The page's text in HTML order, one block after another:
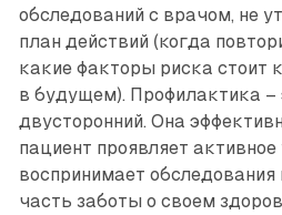
обследований с врачом, не
план действий (когда
какие факторы риска стоит
в будущем). Профилактика –
двусторонний. Она
пациент проявляет активное
воспринимает
часть заботы о своем